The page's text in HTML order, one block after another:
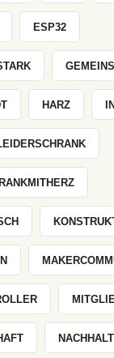
ESP32
HARZ